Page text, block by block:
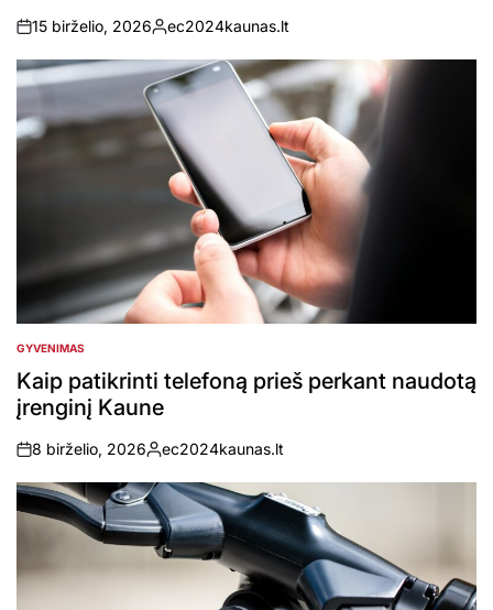
on
15 birželio, 2026
Posted
by
ec2024kaunas.lt
POSTED
IN
GYVENIMAS
Kaip patikrinti telefoną prieš perkant naudotą
įrenginį Kaune
on
8 birželio, 2026
Posted
by
ec2024kaunas.lt